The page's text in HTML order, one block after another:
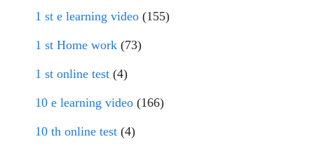
1 st e learning video (155)
1 st Home work (73)
1 st online test (4)
10 e learning video (166)
10 th online test (4)